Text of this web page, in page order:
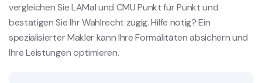
vergleichen Sie LAMal und CMU Punkt für Punkt und
bestätigen Sie Ihr Wahlrecht zügig. Hilfe nötig? Ein
spezialisierter Makler kann Ihre Formalitäten absichern und
Ihre Leistungen optimieren.